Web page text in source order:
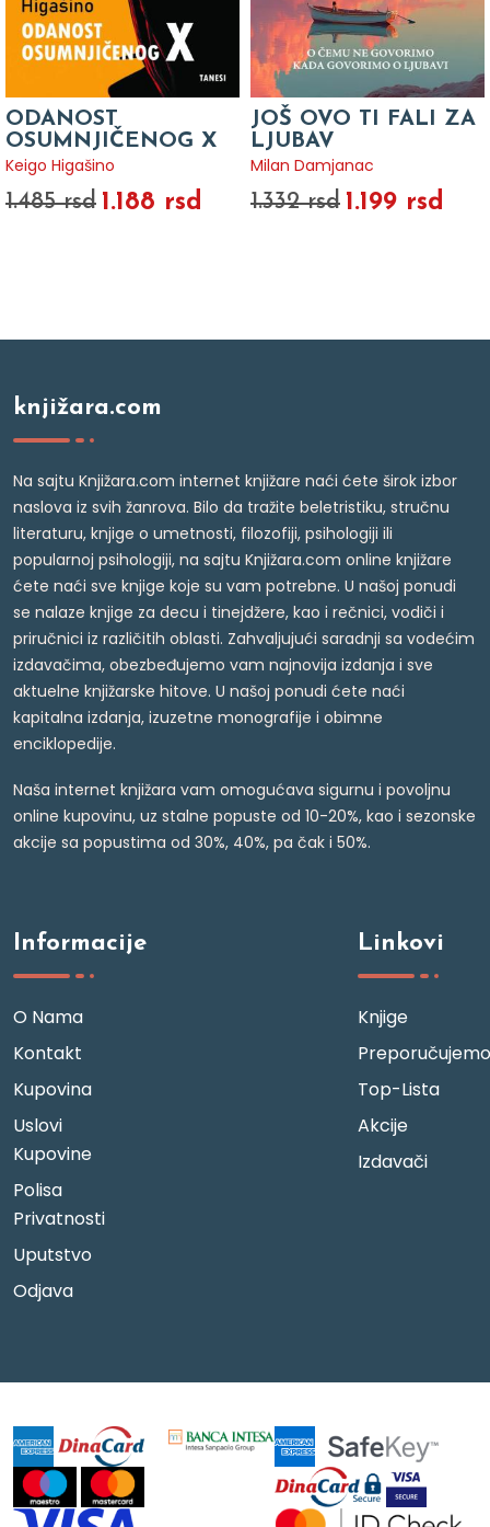
ODANOST
OSUMNJIČENOG X
Keigo Higašino
1.485 rsd 1.188 rsd
JOŠ OVO TI FALI ZA
LJUBAV
Milan Damjanac
1.332 rsd 1.199 rsd
knjižara.com
Na sajtu Knjižara.com internet knjižare naći ćete širok izbor
naslova iz svih žanrova. Bilo da tražite beletristiku, stručnu
literaturu, knjige o umetnosti, filozofiji, psihologiji ili
popularnoj psihologiji, na sajtu Knjižara.com online knjižare
ćete naći sve knjige koje su vam potrebne. U našoj ponudi
se nalaze knjige za decu i tinejdžere, kao i rečnici, vodiči i
priručnici iz različitih oblasti. Zahvaljujući saradnji sa vodećim
izdavačima, obezbeđujemo vam najnovija izdanja i sve
aktuelne knjižarske hitove. U našoj ponudi ćete naći
kapitalna izdanja, izuzetne monografije i obimne
enciklopedije.
Naša internet knjižara vam omogućava sigurnu i povoljnu
online kupovinu, uz stalne popuste od 10-20%, kao i sezonske
akcije sa popustima od 30%, 40%, pa čak i 50%.
Informacije
O Nama
Kontakt
Kupovina
Uslovi
Kupovine
Polisa
Privatnosti
Uputstvo
Odjava
Linkovi
Knjige
Preporučujemo
Top-Lista
Akcije
Izdavači